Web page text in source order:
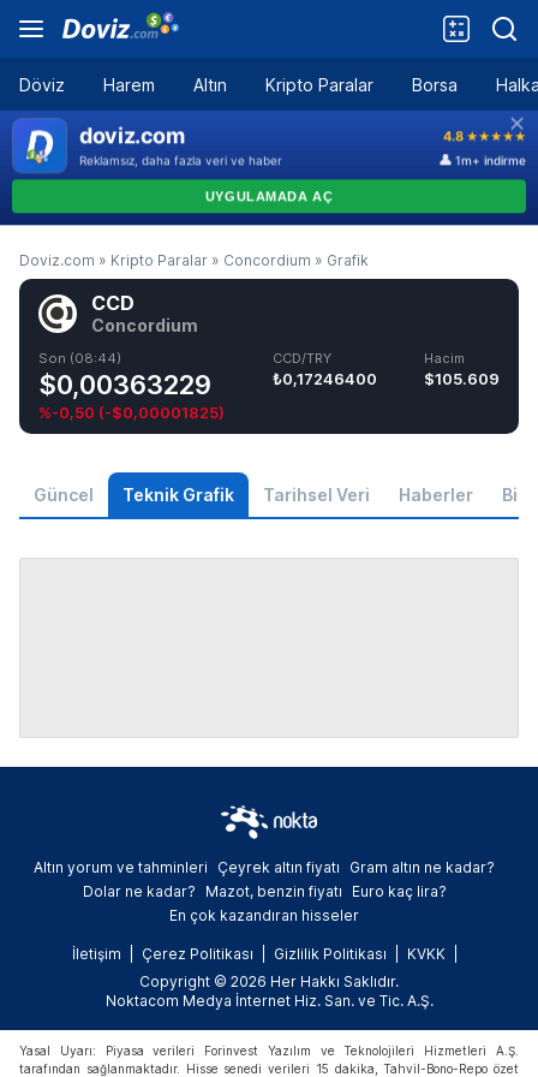
Döviz Harem Altın Kripto Paralar Borsa
Doviz.com » Kripto Paralar » Concordium » Grafik
CCD
Concordium
Son (08:44)
$0,00363229
%-0,50 (-$0,00001825)
CCD/TRY
₺0,17246400
Hacim
$105.609
Güncel Teknik Grafik Tarihsel Veri Haberler Bilgi
Altın yorum ve tahminleri Çeyrek altın fiyatı
Gram altın ne kadar?
Dolar ne kadar?
Mazot, benzin fiyatı
Euro kaç lira?
En çok kazandıran hisseler
İletişim Çerez Politikası Gizlilik Politikası
KVKK
Copyright © 2026 Her Hakkı Saklıdır.
Noktacom Medya İnternet Hiz. San. ve Tic. A.Ş.
Yasal Uyarı: Piyasa verileri Forinvest Yazılım ve Teknolojileri Hizmetleri A.Ş.
tarafından sağlanmaktadır. Hisse senedi verileri 15 dakika, Tahvil-Bono-Repo özet